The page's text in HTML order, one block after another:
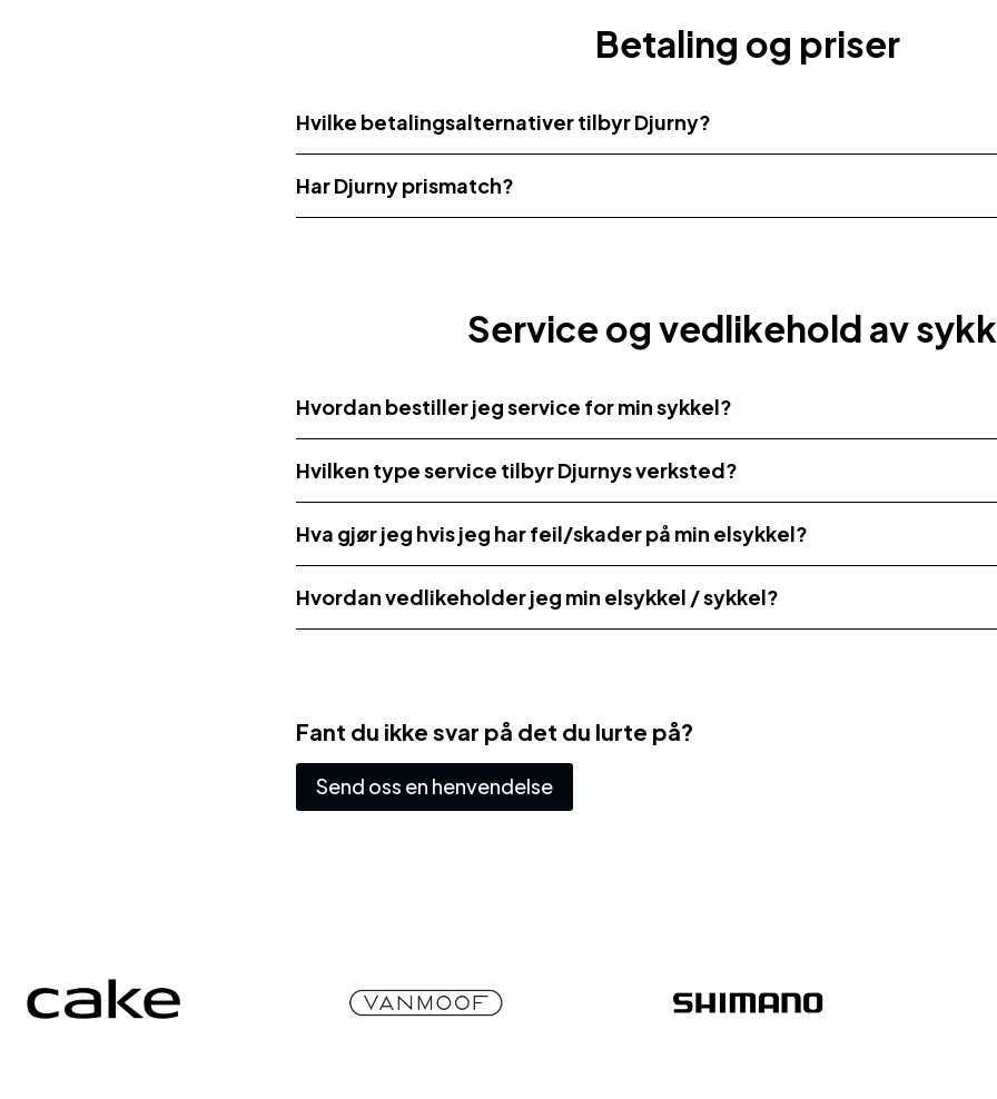
Betaling og priser
Hvilke betalingsalternativer tilbyr Djurny?
Har Djurny prismatch?
Service og vedlikehold av
Hvordan bestiller jeg service for min sykkel?
Hvilken type service tilbyr Djurnys verksted?
Hva gjør jeg hvis jeg har feil/skader på min elsykkel?
Hvordan vedlikeholder jeg min elsykkel / sykkel?
Fant du ikke svar på det du lurte på?
Send oss en henvendelse